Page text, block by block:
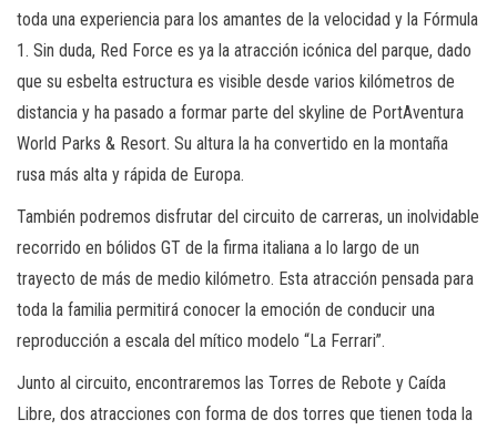
toda una experiencia para los amantes de la velocidad y la Fórmula
1. Sin duda, Red Force es ya la atracción icónica del parque, dado
que su esbelta estructura es visible desde varios kilómetros de
distancia y ha pasado a formar parte del skyline de PortAventura
World Parks & Resort. Su altura la ha convertido en la montaña
rusa más alta y rápida de Europa.
También podremos disfrutar del circuito de carreras, un inolvidable
recorrido en bólidos GT de la firma italiana a lo largo de un
trayecto de más de medio kilómetro. Esta atracción pensada para
toda la familia permitirá conocer la emoción de conducir una
reproducción a escala del mítico modelo “La Ferrari”.
Junto al circuito, encontraremos las Torres de Rebote y Caída
Libre, dos atracciones con forma de dos torres que tienen toda la